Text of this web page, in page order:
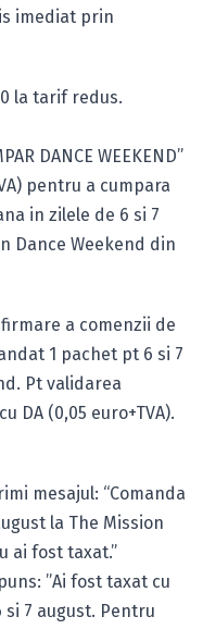
imediat prin
la tarif redus.
DANCE WEEKEND”
pentru a cumpara
in zilele de 6 si 7
Dance Weekend din
a comenzii de
1 pachet pt 6 si 7
Pt validarea
DA (0,05 euro+TVA).
mesajul: “Comanda
la The Mission
ai fost taxat.”
”Ai fost taxat cu
si 7 august. Pentru